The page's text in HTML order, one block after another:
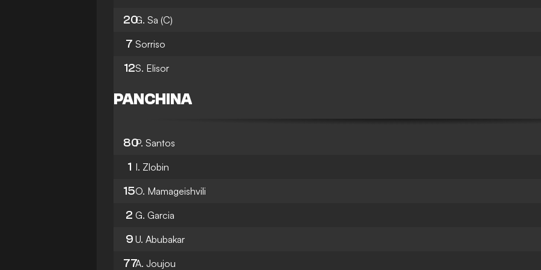
20G. Sa (C)
7 Sorriso
12S. Elisor
PANCHINA
80P. Santos
1 I. Zlobin
15O. Mamageishvili
2 G. Garcia
9 U. Abubakar
77A. Joujou